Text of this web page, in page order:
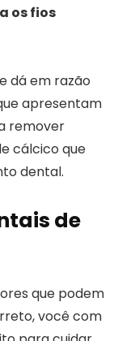
os fios
dá em razão
apresentam
remover
cálcico que
dental.
de
que podem
você com